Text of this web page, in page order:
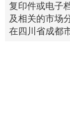
复印件或电子
及相关的市场
在四川省成都